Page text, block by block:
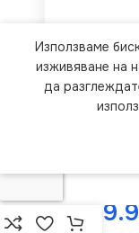
We use cookies
website. By
ПОВЕЧЕ
Kanlux
24805
Крайно
Използваме
изживяване на
да